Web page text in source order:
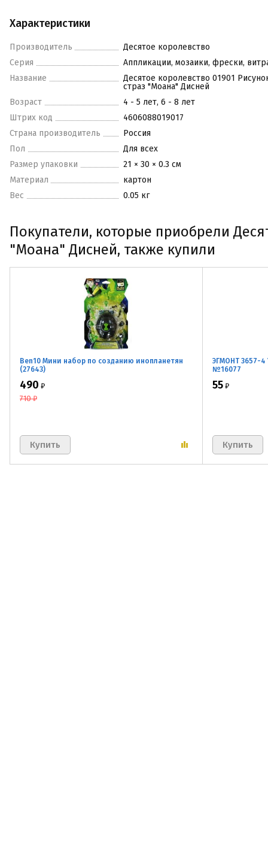
Характеристики
Производитель
Десятое королевство
Серия
Аппликации, мозаики, фрески,
Название
Десятое королевство 01901
страз "Моана" Дисней
Возраст
4 - 5 лет, 6 - 8 лет
Штрих код
4606088019017
Страна производитель
Россия
Пол
Для всех
Размер упаковки
21 × 30 × 0.3 см
Материал
картон
Вес
0.05 кг
Покупатели, которые приобрели
"Моана" Дисней, также купили
Ben10 Мини набор по созданию инопланетян
(27643)
490 ₽
710 ₽
ЭГМОНТ 3657-4
№16077
55 ₽